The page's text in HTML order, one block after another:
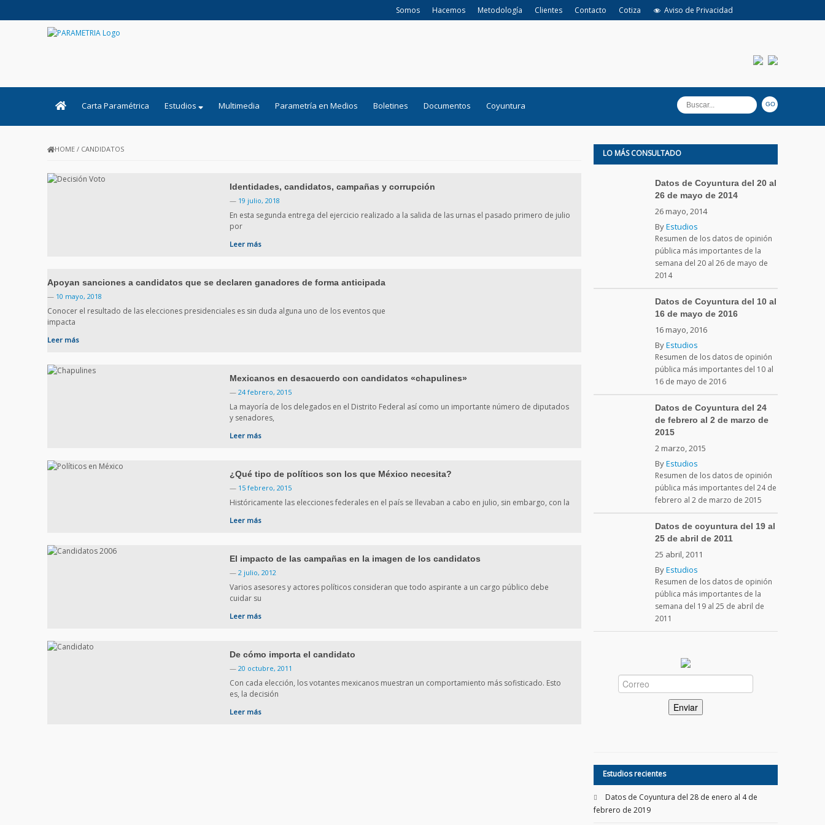
Somos Hacemos Metodología Clientes Contacto Cotiza Aviso de Privacidad
Carta Paramétrica Estudios Multimedia Parametría en Medios Boletines Documentos Coyuntura
HOME / CANDIDATOS
Identidades, candidatos, campañas y corrupción
— 19 julio, 2018
En esta segunda entrega del ejercicio realizado a la salida de las urnas el pasado primero de julio
por
Leer más
Apoyan sanciones a candidatos que se declaren ganadores de forma anticipada
— 10 mayo, 2018
Conocer el resultado de las elecciones presidenciales es sin duda alguna uno de los eventos que
impacta
Leer más
Mexicanos en desacuerdo con candidatos «chapulines»
— 24 febrero, 2015
La mayoría de los delegados en el Distrito Federal así como un importante número de diputados
y senadores,
Leer más
¿Qué tipo de políticos son los que México necesita?
— 15 febrero, 2015
Históricamente las elecciones federales en el país se llevaban a cabo en julio, sin embargo, con la
Leer más
El impacto de las campañas en la imagen de los candidatos
— 2 julio, 2012
Varios asesores y actores políticos consideran que todo aspirante a un cargo público debe
cuidar su
Leer más
De cómo importa el candidato
— 20 octubre, 2011
Con cada elección, los votantes mexicanos muestran un comportamiento más sofisticado. Esto
es, la decisión
Leer más
LO MÁS CONSULTADO
Datos de Coyuntura del 20 al
26 de mayo de 2014
26 mayo, 2014
ByEstudios
Resumen de los datos de opinión
pública más importantes de la
semana del 20 al 26 de mayo de
2014
Datos de Coyuntura del 10 al
16 de mayo de 2016
16 mayo, 2016
ByEstudios
Resumen de los datos de opinión
pública más importantes del 10 al
16 de mayo de 2016
Datos de Coyuntura del 24
de febrero al 2 de marzo de
2015
2 marzo, 2015
ByEstudios
Resumen de los datos de opinión
pública más importantes del 24 de
febrero al 2 de marzo de 2015
Datos de coyuntura del 19 al
25 de abril de 2011
25 abril, 2011
ByEstudios
Resumen de los datos de opinión
pública más importantes de la
semana del 19 al 25 de abril de
2011
Estudios recientes
Datos de Coyuntura del 28 de enero al 4 de
febrero de 2019